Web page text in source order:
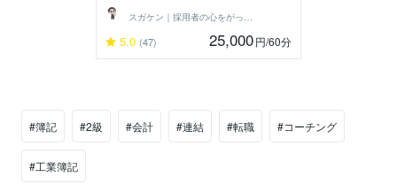
5.0 (47) 25,000円/60分
#簿記 #2級 #会計 #連結 #転職 #コーチング
#工業簿記